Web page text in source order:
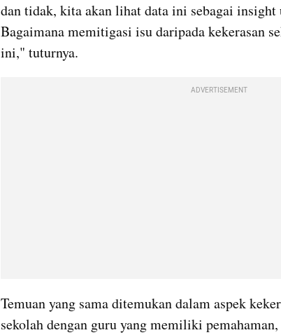
dan tidak, kita akan lihat data ini sebagai insight
Bagaimana memitigasi isu daripada kekerasan
ini," tuturnya.
ADVERTISEMENT
Temuan yang sama ditemukan dalam aspek
sekolah dengan guru yang memiliki